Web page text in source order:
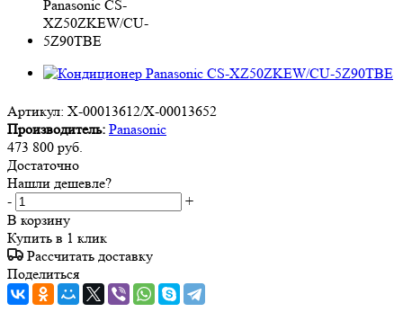
Артикул: X-00013612/X-00013652
Производитель: Panasonic
473 800 руб.
Достаточно
Нашли дешевле?
-
+
В корзину
Купить в 1 клик
Рассчитать доставку
Поделиться